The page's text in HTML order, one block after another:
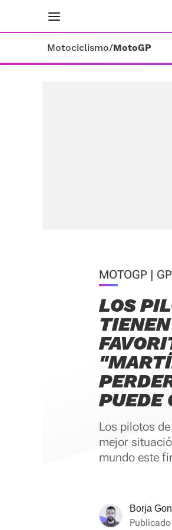
Motociclismo/MotoGP
MOTOGP |
LOS
PUEDE
Los pilotos
mejor
mundo este
Borja
Publicado